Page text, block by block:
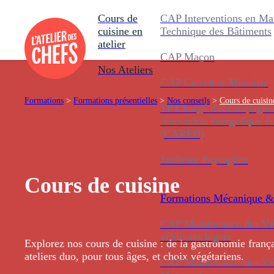
Cours de
cuisine en
atelier
Nos Ateliers
CAP Interventions en
Technique des Bâtiments
CAP Maçon
CAP Carreleur Mosaïste
TP Chargé
rénovation énergétique
(CAREB)
Jardinier Paysagiste
Formations Mécanique
CAP Maintenance des
véhicules légers
CAP Maintenance des
Formations > Formations présentielles > Nos conseils > Cours de
Cours de cuisine
Explorez nos cours de cuisine : de la gastronomie
ateliers duo, pour tous âges, et choix végétariens.